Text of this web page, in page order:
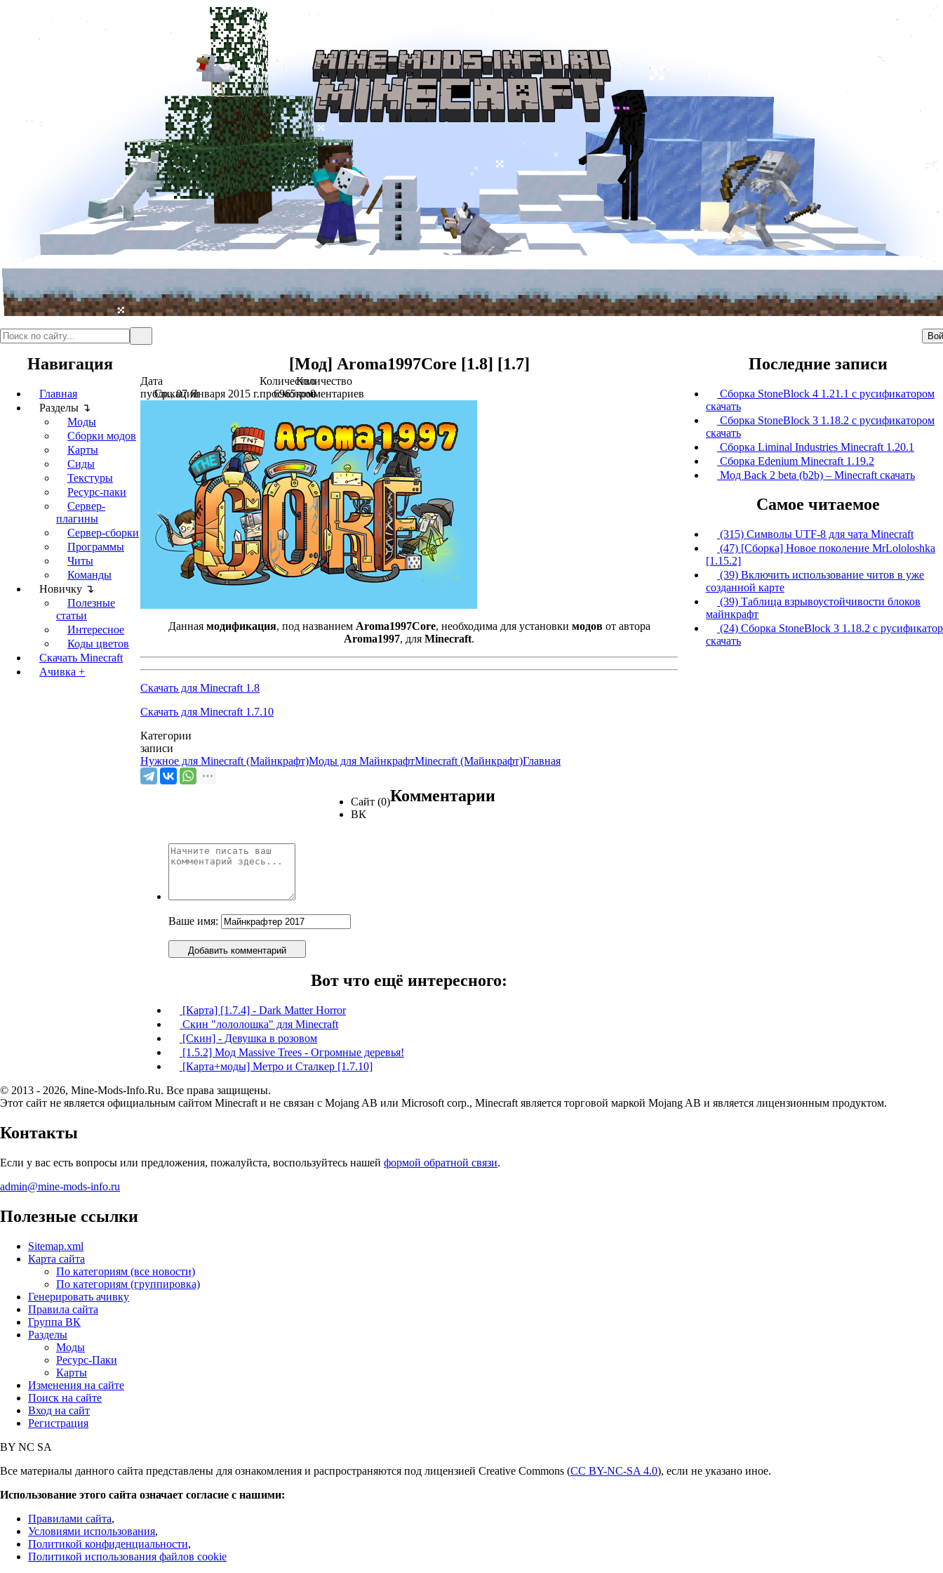
Навигация
Главная
Разделы ↴
Моды
Сборки модов
Карты
Сиды
Текстуры
Ресурс-паки
Сервер-
плагины
Сервер-сборки
Программы
Читы
Команды
Новичку ↴
Полезные
статьи
Интересное
Коды цветов
Скачать Minecraft
Ачивка +
[Мод] Aroma1997Core [1.8] [1.7]
Дата
публикации
Ср., 07 Января 2015 г.
Количество
просмотров
6965
Количество
комментариев
0
Данная модификация, под названием Aroma1997Core, необходима для установки модовот автора
Aroma1997, для Minecraft.
Скачать для Minecraft 1.8
Скачать для Minecraft 1.7.10
Категории
записи
Нужное для Minecraft (Майнкрафт)Моды для МайнкрафтMinecraft (Майнкрафт)Главная
Сайт (0)
ВК
Комментарии
Ваше имя:
Добавить комментарий
Вот что ещё интересного:
[Карта] [1.7.4] - Dark Matter Horror
Скин "лололошка" для Minecraft
[Скин] - Девушка в розовом
[1.5.2] Мод Massive Trees - Огромные деревья!
[Карта+моды] Метро и Сталкер [1.7.10]
Последние записи
Сборка StoneBlock 4 1.21.1 с русификатором
скачать
Сборка StoneBlock 3 1.18.2 с русификатором
скачать
Сборка Liminal Industries Minecraft 1.20.1
Сборка Edenium Minecraft 1.19.2
Мод Back 2 beta (b2b) – Minecraft скачать
Самое читаемое
(315) Символы UTF-8 для чата Minecraft
(47) [Сборка] Новое поколение MrLololoshka
[1.15.2]
(39) Включить использование читов в уже
созданной карте
(39) Таблица взрывоустойчивости блоков
майнкрафт
(24) Сборка StoneBlock 3 1.18.2 с
скачать
© 2013 - 2026, Mine-Mods-Info.Ru. Все права защищены.
Этот сайт не является официальным сайтом Minecraft и не связан с Mojang AB или Microsoft corp., Minecraft является торговой маркой Mojang AB и является лицензионным продуктом.
Контакты
Если у вас есть вопросы или предложения, пожалуйста, воспользуйтесь нашей формой обратной связи.
admin@mine-mods-info.ru
Полезные ссылки
Sitemap.xml
Карта сайта
По категориям (все новости)
По категориям (группировка)
Генерировать ачивку
Правила сайта
Группа ВК
Разделы
Моды
Ресурс-Паки
Карты
Изменения на сайте
Поиск на сайте
Вход на сайт
Регистрация
BY NC SA
Все материалы данного сайта представлены для ознакомления и распространяются под лицензией Creative Commons (CC BY-NC-SA 4.0), если не указано иное.
Использование этого сайта означает согласие с нашими:
Правилами сайта,
Условиями использования,
Политикой конфиденциальности,
Политикой использования файлов cookie